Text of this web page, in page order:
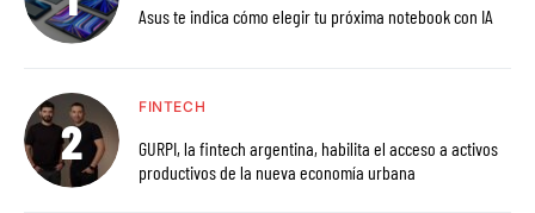
Asus te indica cómo elegir tu próxima notebook con IA
FINTECH
GURPI, la fintech argentina, habilita el acceso a activos
productivos de la nueva economía urbana